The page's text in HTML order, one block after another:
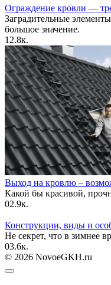
Ограждение кровли —
Заградительные
большое значение.
1 2.8к.
Выход на кровлю –
Какой бы красивой,
02.9к.
Конструкции, виды и
Не секрет, что в зимнее
03.6к.
© 2026 NovoeGKH.ru